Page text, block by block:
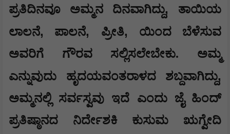
ಪ್ರತಿದಿನವೂ ಅಮ್ಮನ ದಿನವಾಗಿದ್ದು, ತಾಯಿಯ
ಲಾಲನೆ, ಪಾಲನೆ, ಪ್ರೀತಿ, ಯಿಂದ ಬೆಳೆಸುವ
ಅವರಿಗೆ ಗೌರವ ಸಲ್ಲಿಸಲೇಬೇಕು. ಅಮ್ಮ
ಎನ್ನುವುದು ಹೃದಯವಂತರಾಳದ ಶಬ್ದವಾಗಿದ್ದು,
ಅಮ್ಮನಲ್ಲಿ ಸರ್ವಸ್ವವು ಇದೆ ಎಂದು ಜೈ ಹಿಂದ್
ಪ್ರತಿಷ್ಠಾನದ ನಿರ್ದೇಶಕಿ ಕುಸುಮ ಋಗ್ವೇದಿ